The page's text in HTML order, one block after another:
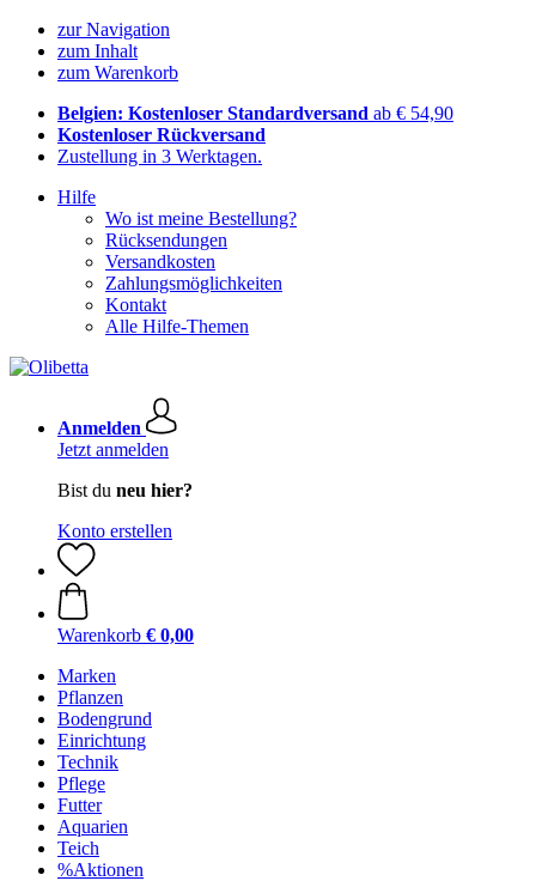
zur Navigation
zum Inhalt
zum Warenkorb
Belgien: Kostenloser Standardversand ab € 54,90
Kostenloser Rückversand
Zustellung in 3 Werktagen.
Hilfe
Wo ist meine Bestellung?
Rücksendungen
Versandkosten
Zahlungsmöglichkeiten
Kontakt
Alle Hilfe-Themen
Anmelden
Jetzt anmelden
Bist du neu hier?
Konto erstellen
Warenkorb € 0,00
Marken
Pflanzen
Bodengrund
Einrichtung
Technik
Pflege
Futter
Aquarien
Teich
%Aktionen